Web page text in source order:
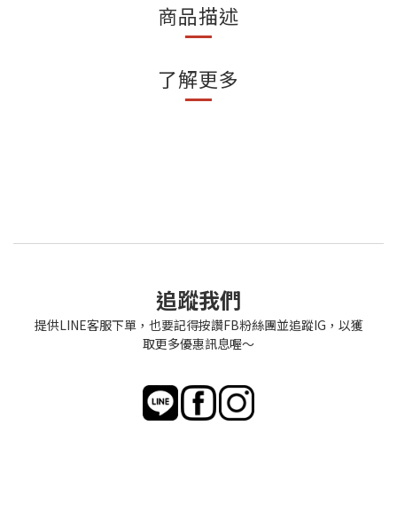
商品描述
了解更多
追蹤我們
提供LINE客服下單，也要記得按讚FB粉絲團並追蹤IG，以獲
取更多優惠訊息喔～